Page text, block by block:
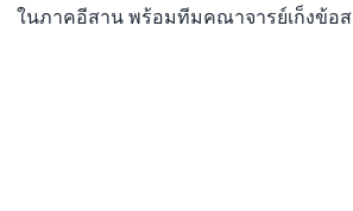
ในภาคอีสาน พร้อมทีมคณาจารย์เก็งข้อ